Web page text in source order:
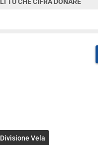
Divisione Vela